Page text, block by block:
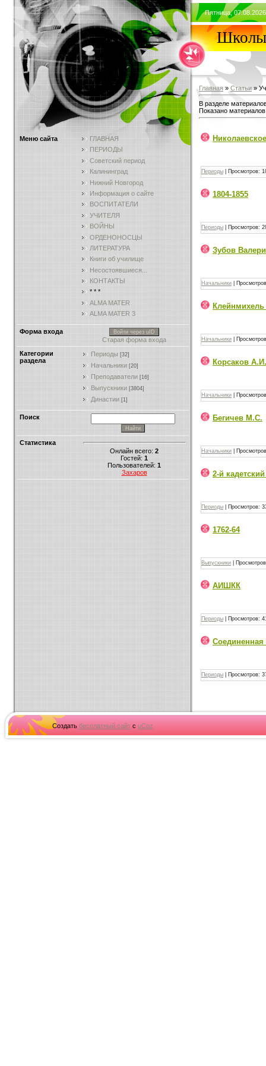
Меню сайта
ГЛАВНАЯ
ПЕРИОДЫ
Советский период
Калининград
Нижний Новгород
Информация о сайте
ВОСПИТАТЕЛИ
УЧИТЕЛЯ
ВОЙНЫ
ОРДЕНОНОСЦЫ
ЛИТЕРАТУРА
Книги об училище
Несостоявшиеся...
КОНТАКТЫ
* * *
ALMA MATER
ALMA MATER 3
Форма входа Войти через uID
Старая форма входа
Категории
раздела
Периоды [32]
Начальники [20]
Преподаватели [16]
Выпускники [3804]
Династии [1]
Поиск
Статистика
Онлайн всего: 2
Гостей: 1
Пользователей: 1
Захаров
Пятница,
Школы
Главная » Статьи »
В разделе
Показано материалов
Периоды Просмотров:
1804-1855
Периоды Просмотров:
Зубов
Начальники
Начальники
Корсаков А.И.
Начальники
Бегичев М.С.
Начальники
2-й
Периоды Просмотров:
1762-64
Выпускники
АИШКК
Периоды Просмотров:
Периоды Просмотров:
Создать бесплатный сайтс uCoz